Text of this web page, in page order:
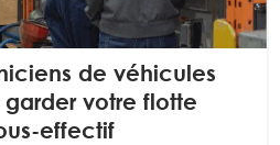
de véhicules
votre flotte
effectif